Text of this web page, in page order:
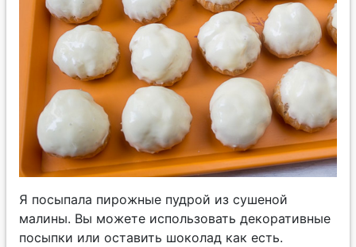
Я посыпала пирожные пудрой из сушеной
малины. Вы можете использовать декоративные
посыпки или оставить шоколад как есть.